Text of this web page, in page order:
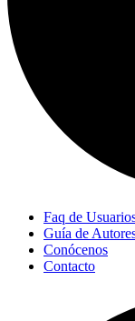
Faq de
Guía de
Conócenos
Contacto